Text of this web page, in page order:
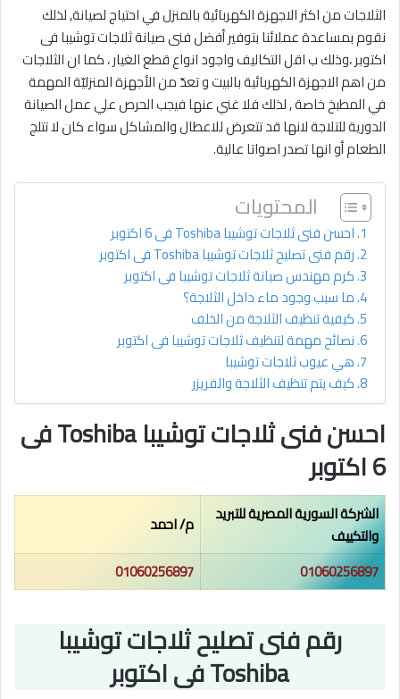
الثلاجات من اكثر الاجهزة الكهربائية بالمنزل في احتياج لصيانة, لذلك
نقوم بمساعدة عملائنا بتوفير أفضل فنى صيانة ثلاجات توشيبا فى
اكتوبر ،وذلك ب اقل التكاليف واجود انواع قطع الغيار ، كما ان الثلاجات
من اهم الاجهزة الكهربائية بالبيت و تعدّ من الأجهزة المنزليّة المهمة
في المطبخ خاصة , لذلك فلا غني عنها فيجب الحرص علي عمل الصيانة
الدورية للتلاجة لانها قد تتعرض للاعطال والمشاكل سواء كان لا تتلج
الطعام أو انها تصدر اصواتا عالية.
المحتويات
احسن فنى ثلاجات توشيبا Toshiba فى 6 اكتوبر
رقم فنى تصليح ثلاجات توشيبا Toshiba فى اكتوبر
كرم مهندس صيانة ثلاجات توشيبا فى اكتوبر
ما سبب وجود ماء داخل الثلاجة؟
كيفية تنظيف الثلاجة من الخلف
نصائح مهمة لتنظيف ثلاجات توشيبا فى اكتوبر
هي عيوب ثلاجات توشيبا
كيف يتم تنظيف الثلاجة والفريزر
احسن فنى ثلاجات توشيبا Toshiba فى
6 اكتوبر
الشركة السورية المصرية للتبريد
والتكييف
م/ احمد
01060256897
01060256897
رقم فنى تصليح ثلاجات توشيبا
Toshiba فى اكتوبر